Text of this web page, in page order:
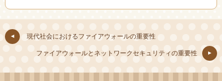
現代社会におけるファイアウォールの重要性
ファイアウォールとネットワークセキュリティの重要性